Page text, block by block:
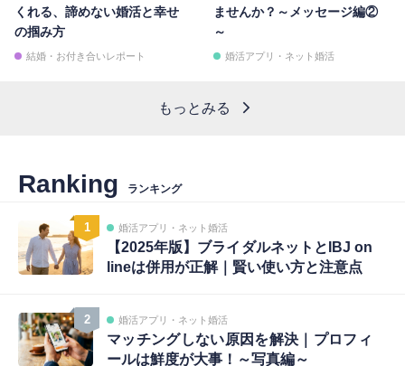
くれる、諦めない婚活と幸せ
の掴み方
結婚・お付き合いレポート
ませんか？～メッセージ編②
～
婚活アプリ・ネット婚活
もっとみる
Ranking ランキング
1 婚活アプリ・ネット婚活
【2025年版】ブライダルネットとIBJ on
lineは併用が正解｜賢い使い方と注意点
2 婚活アプリ・ネット婚活
マッチングしない原因を解決｜プロフィ
ールは鮮度が大事！～写真編～